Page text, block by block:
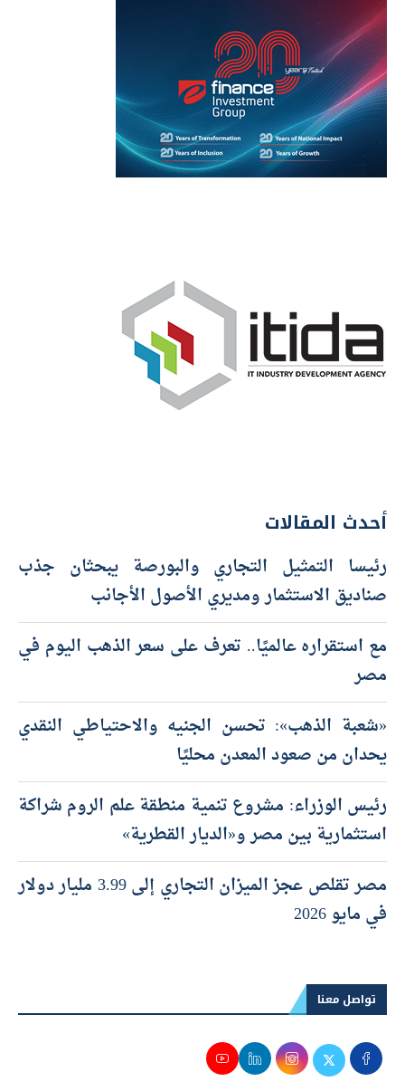
أحدث المقالات
رئيسا التمثيل التجاري والبورصة يبحثان جذب
صناديق الاستثمار ومديري الأصول الأجانب
مع استقراره عالميًا.. تعرف على سعر الذهب اليوم في
مصر
«شعبة الذهب»: تحسن الجنيه والاحتياطي النقدي
يحدان من صعود المعدن محليًا
رئيس الوزراء: مشروع تنمية منطقة علم الروم شراكة
استثمارية بين مصر و«الديار القطرية»
مصر تقلص عجز الميزان التجاري إلى 3.99 مليار دولار
في مايو 2026
تواصل معنا